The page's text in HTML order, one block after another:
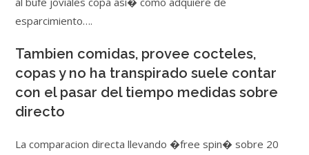
esparcimiento….
Tambien comidas, provee cocteles,
copas y no ha transpirado suele contar
con el pasar del tiempo medidas sobre
directo
La comparacion directa llevando �free spin� sobre 20